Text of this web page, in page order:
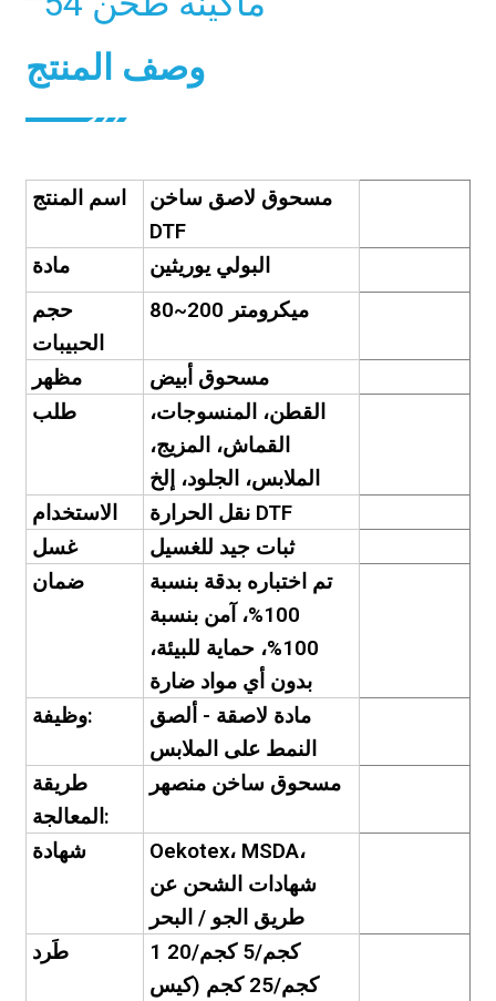
وصف المنتج
اسم المنتج
مسحوق لاصق ساخن
DTF
مادة
البولي يوريثين
حجم
الحبيبات
80~200 ميكرومتر
مظهر
مسحوق أبيض
طلب
القطن، المنسوجات،
القماش، المزيج،
الملابس، الجلود، إلخ
الاستخدام
نقل الحرارة DTF
غسل
ثبات جيد للغسيل
ضمان
تم اختباره بدقة بنسبة
100%، آمن بنسبة
100%، حماية للبيئة،
بدون أي مواد ضارة
وظيفة:
مادة لاصقة - ألصق
النمط على الملابس
طريقة
المعالجة:
مسحوق ساخن منصهر
شهادة
Oekotex، MSDA،
شهادات الشحن عن
طريق الجو / البحر
طَرد
1 كجم/5 كجم/20
كجم/25 كجم (كيس